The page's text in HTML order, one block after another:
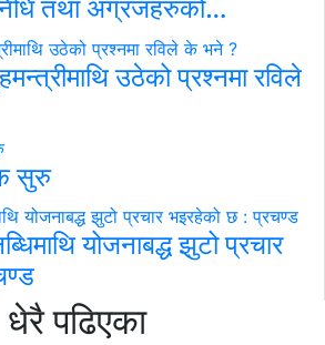
तथा अग्रजहरुको…
उठेको प्रश्नमा रविले
सुरु
योजनाबद्ध झुटो प्रचार
धेरै पढिएका